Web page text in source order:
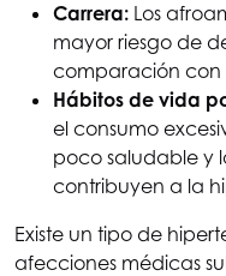
Carrera: Los
mayor riesgo de
comparación con
Hábitos de vida
el consumo
poco saludable y
contribuyen a la
Existe un tipo de
afecciones médicas